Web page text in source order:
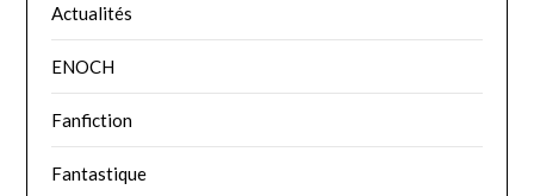
Actualités
ENOCH
Fanfiction
Fantastique